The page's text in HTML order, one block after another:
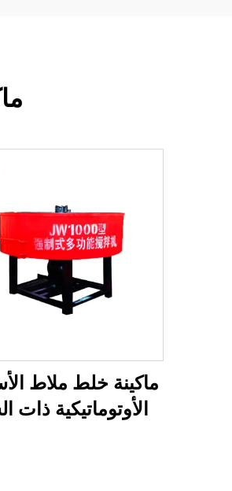
ماكينة خلط ملاط
الأوتوماتيكية ذات